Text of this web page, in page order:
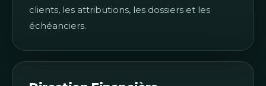
clients, les attributions, les dossiers et les
échéanciers.